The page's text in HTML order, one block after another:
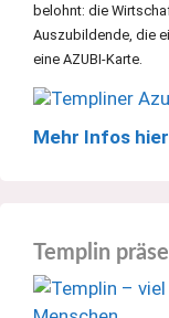
belohnt: die
Auszubildende, die
eine AZUBI-Karte.
Mehr Infos
Templin